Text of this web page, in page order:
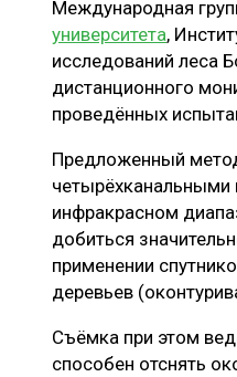
ЛОГИСТИКА
ПРОИЗВОДСТВО
ЭКСПЕРТНОЕ
Международная
университета,
исследований леса
дистанционного
проведённых
Предложенный
четырёхканальными
инфракрасном
добиться
применении
деревьев
Съёмка при этом
способен отснять